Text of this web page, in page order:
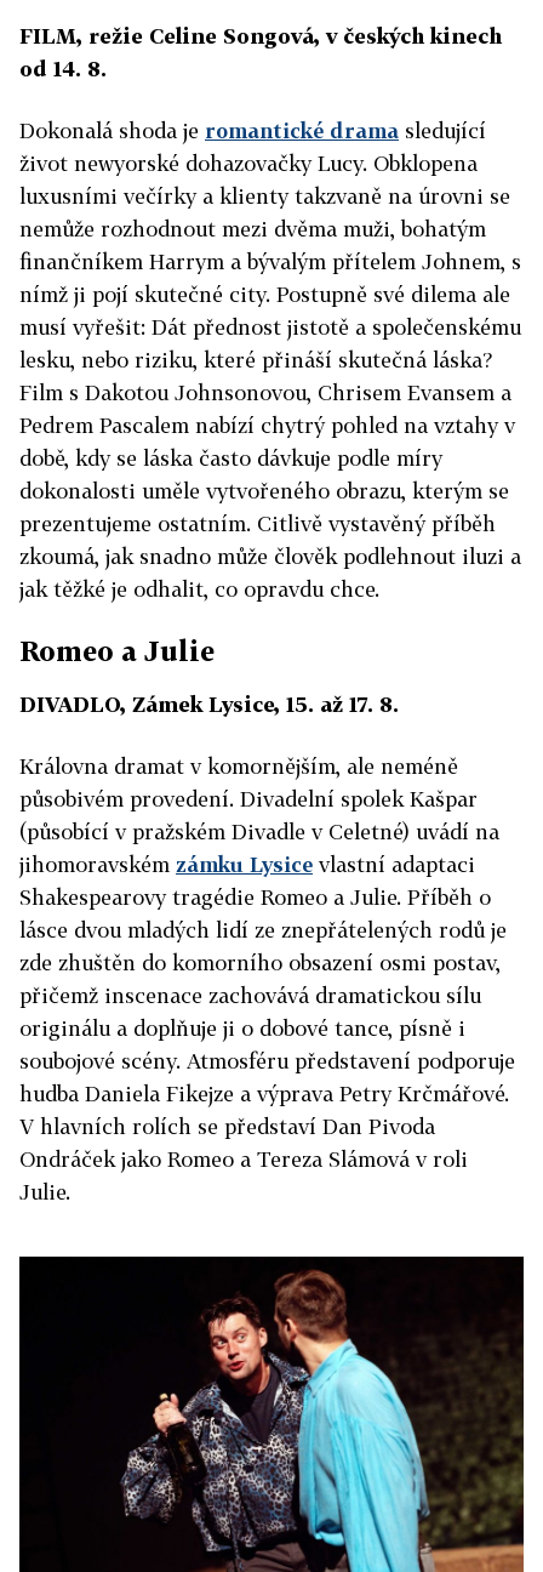
FILM, režie Celine Songová, v českých kinech
od 14. 8.
Dokonalá shoda je romantické drama sledující
život newyorské dohazovačky Lucy. Obklopena
luxusními večírky a klienty takzvaně na úrovni se
nemůže rozhodnout mezi dvěma muži, bohatým
finančníkem Harrym a bývalým přítelem Johnem, s
nímž ji pojí skutečné city. Postupně své dilema ale
musí vyřešit: Dát přednost jistotě a společenskému
lesku, nebo riziku, které přináší skutečná láska?
Film s Dakotou Johnsonovou, Chrisem Evansem a
Pedrem Pascalem nabízí chytrý pohled na vztahy v
době, kdy se láska často dávkuje podle míry
dokonalosti uměle vytvořeného obrazu, kterým se
prezentujeme ostatním. Citlivě vystavěný příběh
zkoumá, jak snadno může člověk podlehnout iluzi a
jak těžké je odhalit, co opravdu chce.
Romeo a Julie
DIVADLO, Zámek Lysice, 15. až 17. 8.
Královna dramat v komornějším, ale neméně
působivém provedení. Divadelní spolek Kašpar
(působící v pražském Divadle v Celetné) uvádí na
jihomoravském zámku Lysice vlastní adaptaci
Shakespearovy tragédie Romeo a Julie. Příběh o
lásce dvou mladých lidí ze znepřátelených rodů je
zde zhuštěn do komorního obsazení osmi postav,
přičemž inscenace zachovává dramatickou sílu
originálu a doplňuje ji o dobové tance, písně i
soubojové scény. Atmosféru představení podporuje
hudba Daniela Fikejze a výprava Petry Krčmářové.
V hlavních rolích se představí Dan Pivoda
Ondráček jako Romeo a Tereza Slámová v roli
Julie.